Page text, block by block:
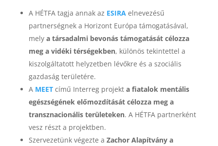
A HÉTFA tagja annak az ESIRAelnevezésű
partnerségnek a Horizont Európa támogatásával,
melya társadalmi bevonás támogatását célozza
meg a vidéki térségekben, különös tekintettel a
kiszolgáltatott helyzetben lévőkre és a szociális
gazdaság területére.
A MEETcímű Interreg projekt a fiatalok mentális
egészségének előmozdítását célozza meg a
transznacionális területeken. A HÉTFA partnerként
vesz részt a projektben.
Szervezetünk végezte a Zachor Alapítvány a